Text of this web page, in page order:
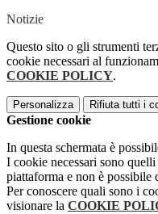
Notizie
Questo sito o gli strumenti
cookie necessari al
COOKIE POLICY.
Personalizza Rifiuta tutti i
Gestione cookie
In questa schermata è
I cookie necessari sono
piattaforma e non è possibile
Per conoscere quali sono i
visionare la COOKIE